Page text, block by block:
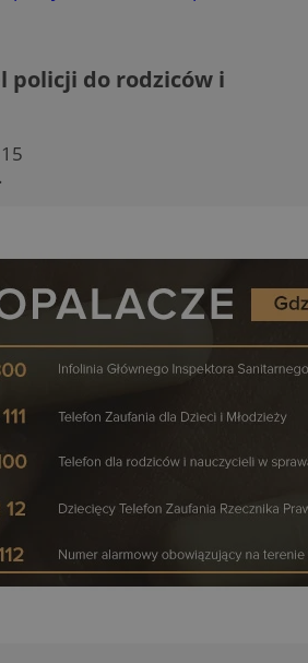
policji do rodziców i